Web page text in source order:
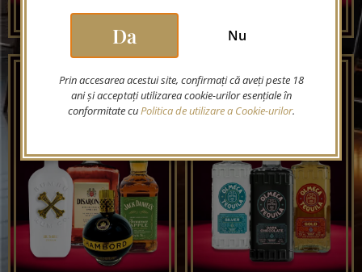
Da Nu
Prin accesarea acestui site, confirmați că aveți peste 18
ani și acceptați utilizarea cookie-urilor esențiale în
conformitate cuPolitica de utilizare a Cookie-urilor.